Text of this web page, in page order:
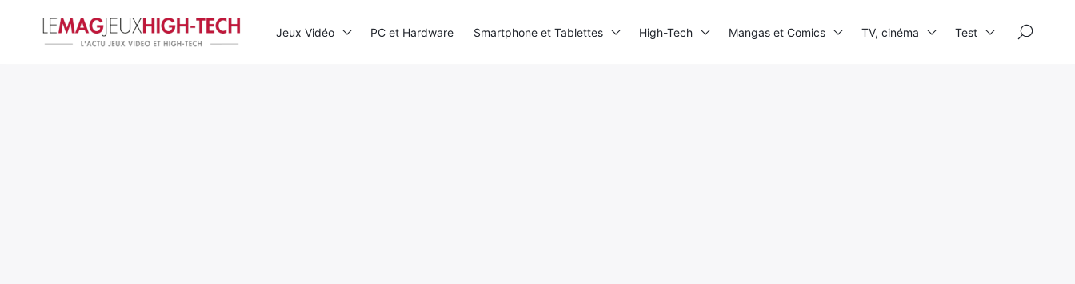
Jeux Vidéo PC et Hardware Smartphone et Tablettes High-Tech Mangas et Comics TV, cinéma Test